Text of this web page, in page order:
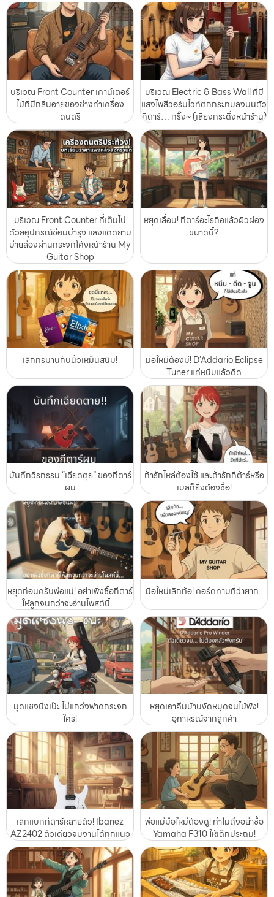
บริเวณ Front Counter เคาน์เตอร์
ไม้ที่มีกลิ่นอายของช่างทำเครื่อง
ดนตรี
บริเวณ Electric & Bass Wall ที่มี
แสงไฟสีวอร์มไวท์ตกกระทบลงบนตัว
กีตาร์… กริ๊ง~ (เสียงกระดิ่งหน้าร้าน)
บริเวณ Front Counter ที่เต็มไป
ด้วยอุปกรณ์ซ่อมบำรุง แสงแดดยาม
บ่ายส่องผ่านกระจกโค้งหน้าร้าน My
Guitar Shop
หยุดเลื่อน! กีตาร์อะไรถือแล้วผิวผ่อง
ขนาดนี้?
เลิกทรมานกับนิ้วเหม็นสนิม!
มือใหม่ต้องมี! D’Addario Eclipse
Tuner แค่หนีบแล้วดีด
บันทึกวีรกรรม “เฉียดตุย” ของกีตาร์
ผม
ถ้ารักไหล่ต้องใช้ และถ้ารักกีต้าร์หรือ
เบสก็ยิ่งต้องซื้อ!
หยุดก่อนครับพ่อแม่! อย่าเพิ่งซื้อกีตาร์
ให้ลูกจนกว่าจะอ่านโพสต์นี้…
มือใหม่เลิกท้อ! คอร์ดทาบที่ว่ายาก..
มุดแซงนิ่งเป๊ะ ไม่แกว่งฟาดกระจก
ใคร!
หยุดเอาคีมบ้านงัดหมุดจนไม้พัง!
อุทาหรณ์จากลูกค้า
เลิกแบกกีตาร์หลายตัว! Ibanez
AZ2402 ตัวเดียวจบงานได้ทุกแนว
พ่อแม่มือใหม่ต้องดู! ทำไมถึงอย่าซื้อ
Yamaha F310 ให้เด็กประถม!